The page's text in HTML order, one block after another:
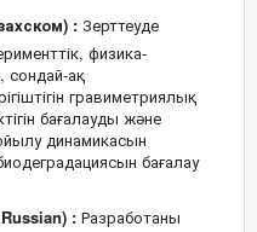
: Зерттеуде
физика-
сондай-ақ
гравиметриялық
бағалауды және
динамикасын
бағалау
: Разработаны